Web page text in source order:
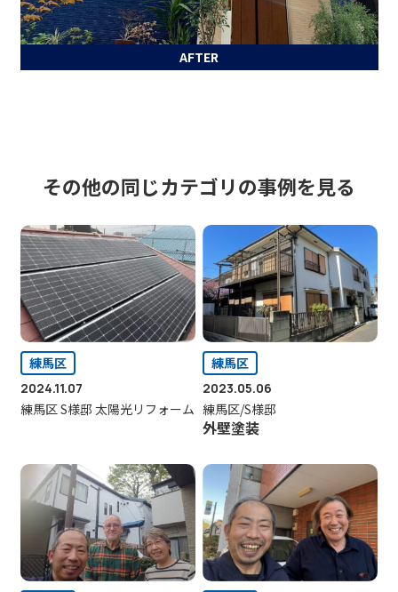
AFTER
その他の同じカテゴリの事例を見る
練馬区
2024.11.07
練馬区 S様邸 太陽光リフォーム
練馬区
2023.05.06
練馬区/S様邸
外壁塗装